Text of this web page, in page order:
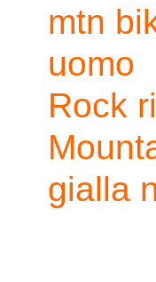
mtn
uomo
Rock
gialla